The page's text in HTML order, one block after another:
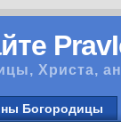
Христа,
Богородицы